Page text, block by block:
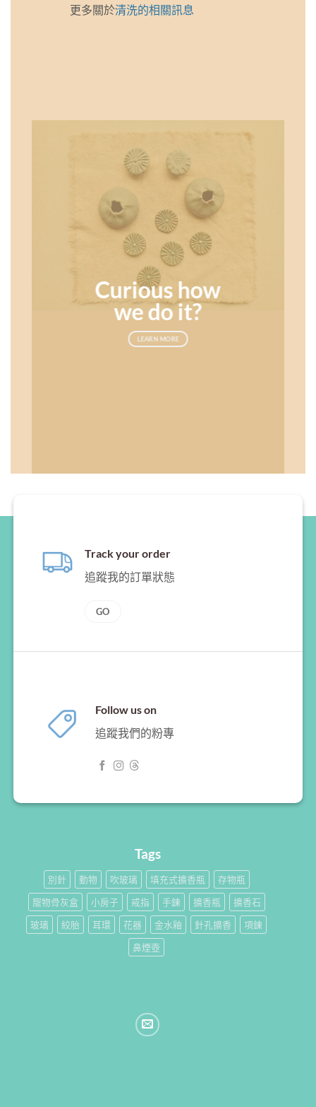
更多關於清洗的相關訊息
Curious how
we do it?
LEARN MORE
Track your order
追蹤我的訂單狀態
GO
Follow us on
追蹤我們的粉專
Tags
別針 動物 吹玻璃 填充式擴香瓶
存物瓶
寵物骨灰盒
小房子 戒指 手鍊 擴香瓶
擴香石
玻璃
絞胎 耳環 花器 金水釉 針孔擴香
項鍊
鼻煙壺